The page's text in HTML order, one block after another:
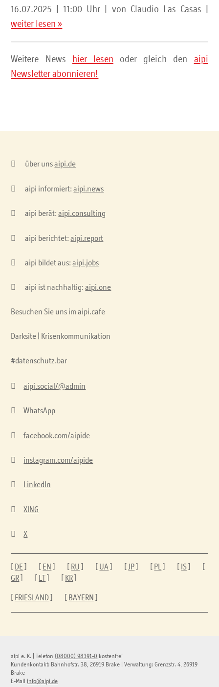
16.07.2025 | 11:00 Uhr | von Claudio Las Casas |
weiter lesen »
Weitere News hier lesen oder gleich den aipi
Newsletter abonnieren!
 über unsaipi.de
 aipi informiert:aipi.news
 aipi berät:aipi.consulting
 aipi berichtet:aipi.report
 aipi bildet aus:aipi.jobs
 aipi ist nachhaltig:aipi.one
Besuchen Sie uns im aipi.cafe
Darksite | Krisenkommunikation
#datenschutz.bar
 aipi.social/@admin
 WhatsApp
 facebook.com/aipide
 instagram.com/aipide
 LinkedIn
 XING
 X
[ DE ] [ EN ] [ RU ] [ UA] [JP] [ PL] [ IS] [
GR] [ LT ] [ KR]
FRIESLAND BAYERN
aipi e. K. |Telefon(08000) 98391-0 kostenfrei
Kundenkontakt: Bahnhofstr. 38,26919 Brake | Verwaltung:Grenzstr. 4,26919
Brake
E-Mail info@aipi.de